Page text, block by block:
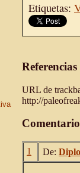
Etiquetas:
URL de
http://
1 De: